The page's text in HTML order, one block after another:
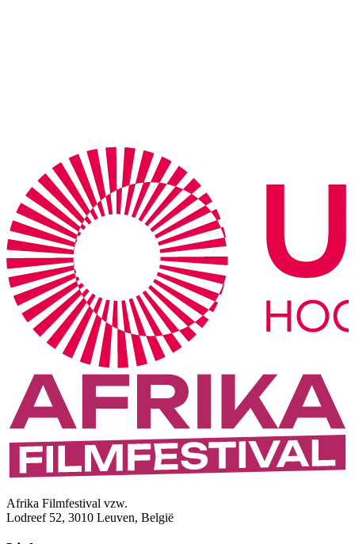
Afrika Filmfestival vzw.
Lodreef 52, 3010 Leuven, België